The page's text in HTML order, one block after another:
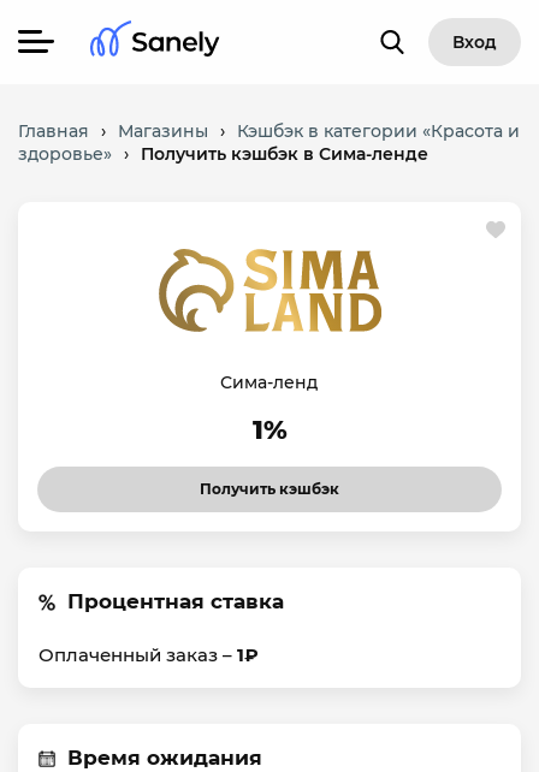
Вход
Главная › Магазины ›
Кэшбэк в категории «Красота и
здоровье» › Получить кэшбэк в Сима-ленде
Сима-ленд
1%
Получить кэшбэк
Процентная ставка
Оплаченный заказ – 1₽
Время ожидания